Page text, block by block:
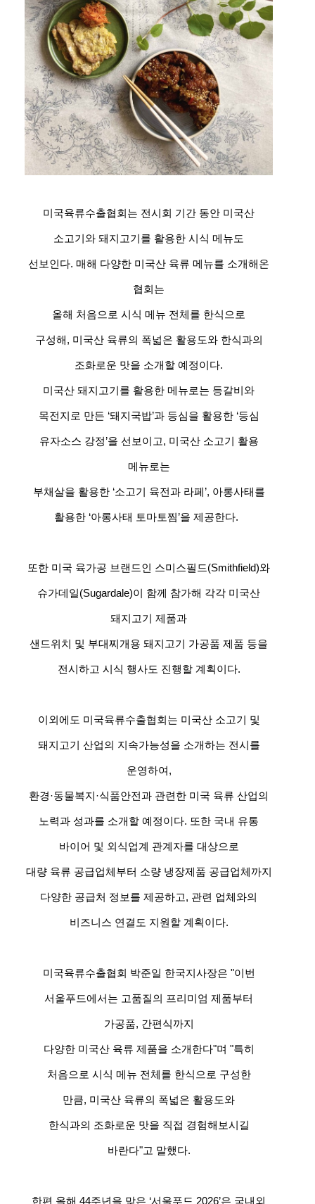
미국육류수출협회는 전시회 기간 동안 미국산
소고기와 돼지고기를 활용한 시식 메뉴도
선보인다. 매해 다양한 미국산 육류 메뉴를 소개해온
협회는
올해 처음으로 시식 메뉴 전체를 한식으로
구성해, 미국산 육류의 폭넓은 활용도와 한식과의
조화로운 맛을 소개할 예정이다.
미국산 돼지고기를 활용한 메뉴로는 등갈비와
목전지로 만든 ‘돼지국밥’과 등심을 활용한 ‘등심
유자소스 강정’을 선보이고, 미국산 소고기 활용
메뉴로는
부채살을 활용한 ‘소고기 육전과 라페’, 아롱사태를
활용한 ‘아롱사태 토마토찜’을 제공한다.
또한 미국 육가공 브랜드인 스미스필드(Smithfield)와
슈가데일(Sugardale)이 함께 참가해 각각 미국산
돼지고기 제품과
샌드위치 및 부대찌개용 돼지고기 가공품 제품 등을
전시하고 시식 행사도 진행할 계획이다.
이외에도 미국육류수출협회는 미국산 소고기 및
돼지고기 산업의 지속가능성을 소개하는 전시를
운영하여,
환경·동물복지·식품안전과 관련한 미국 육류 산업의
노력과 성과를 소개할 예정이다. 또한 국내 유통
바이어 및 외식업계 관계자를 대상으로
대량 육류 공급업체부터 소량 냉장제품 공급업체까지
다양한 공급처 정보를 제공하고, 관련 업체와의
비즈니스 연결도 지원할 계획이다.
미국육류수출협회 박준일 한국지사장은 "이번
서울푸드에서는 고품질의 프리미엄 제품부터
가공품, 간편식까지
다양한 미국산 육류 제품을 소개한다"며 "특히
처음으로 시식 메뉴 전체를 한식으로 구성한
만큼, 미국산 육류의 폭넓은 활용도와
한식과의 조화로운 맛을 직접 경험해보시길
바란다"고 말했다.
한편 올해 44주년을 맞은 ‘서울푸드 2026’은 국내외